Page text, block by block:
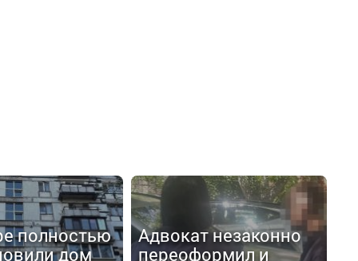
полностью
дом
Адвокат незаконно
переоформил и